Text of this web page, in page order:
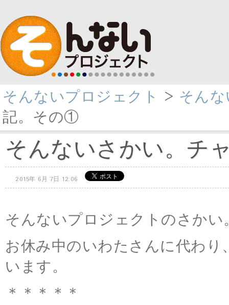
そんないプロジェクト > そん
記。その①
そんないさかい。チ
2015年 6月 7日 12:06
そんないプロジェクトのさかい
お休み中のいわたさんに代わ
います。
＊＊＊＊＊